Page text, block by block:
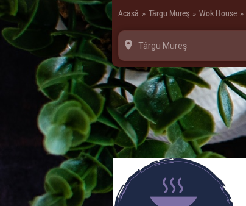
Acasă » Târgu Mureş » Wok House »
Târgu Mureş
Panoul de gestionare a panourilor cookie